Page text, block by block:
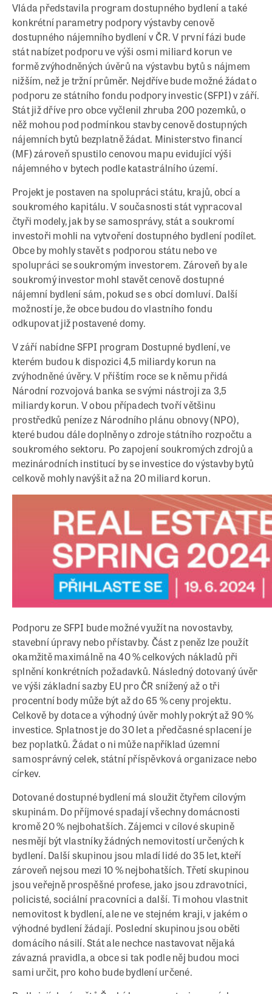
Vláda představila program dostupného bydlení a také
konkrétní parametry podpory výstavby cenově
dostupného nájemního bydlení v ČR. V první fázi bude
stát nabízet podporu ve výši osmi miliard korun ve
formě zvýhodněných úvěrů na výstavbu bytů s nájmem
nižším, než je tržní průměr. Nejdříve bude možné žádat o
podporu ze státního fondu podpory investic (SFPI) v září.
Stát již dříve pro obce vyčlenil zhruba 200 pozemků, o
něž mohou pod podmínkou stavby cenově dostupných
nájemních bytů bezplatně žádat. Ministerstvo financí
(MF) zároveň spustilo cenovou mapu evidující výši
nájemného v bytech podle katastrálního území.
Projekt je postaven na spolupráci státu, krajů, obcí a
soukromého kapitálu. V současnosti stát vypracoval
čtyři modely, jak by se samosprávy, stát a soukromí
investoři mohli na vytvoření dostupného bydlení podílet.
Obce by mohly stavět s podporou státu nebo ve
spolupráci se soukromým investorem. Zároveň by ale
soukromý investor mohl stavět cenově dostupné
nájemní bydlení sám, pokud se s obcí domluví. Další
možností je, že obce budou do vlastního fondu
odkupovat již postavené domy.
V září nabídne SFPI program Dostupné bydlení, ve
kterém budou k dispozici 4,5 miliardy korun na
zvýhodněné úvěry. V příštím roce se k němu přidá
Národní rozvojová banka se svými nástroji za 3,5
miliardy korun. V obou případech tvoří většinu
prostředků peníze z Národního plánu obnovy (NPO),
které budou dále doplněny o zdroje státního rozpočtu a
soukromého sektoru. Po zapojení soukromých zdrojů a
mezinárodních institucí by se investice do výstavby bytů
celkově mohly navýšit až na 20 miliard korun.
Podporu ze SFPI bude možné využít na novostavby,
stavební úpravy nebo přístavby. Část z peněz lze použít
okamžitě maximálně na 40 % celkových nákladů při
splnění konkrétních požadavků. Následný dotovaný úvěr
ve výši základní sazby EU pro ČR snížený až o tři
procentní body může být až do 65 % ceny projektu.
Celkově by dotace a výhodný úvěr mohly pokrýt až 90 %
investice. Splatnost je do 30 let a předčasné splacení je
bez poplatků. Žádat o ni může například územní
samosprávný celek, státní příspěvková organizace nebo
církev.
Dotované dostupné bydlení má sloužit čtyřem cílovým
skupinám. Do příjmové spadají všechny domácnosti
kromě 20 % nejbohatších. Zájemci v cílové skupině
nesmějí být vlastníky žádných nemovitostí určených k
bydlení. Další skupinou jsou mladí lidé do 35 let, kteří
zároveň nejsou mezi 10 % nejbohatších. Třetí skupinou
jsou veřejně prospěšné profese, jako jsou zdravotníci,
policisté, sociální pracovníci a další. Ti mohou vlastnit
nemovitost k bydlení, ale ne ve stejném kraji, v jakém o
výhodné bydlení žádají. Poslední skupinou jsou oběti
domácího násilí. Stát ale nechce nastavovat nějaká
závazná pravidla, a obce si tak podle něj budou moci
sami určit, pro koho bude bydlení určené.